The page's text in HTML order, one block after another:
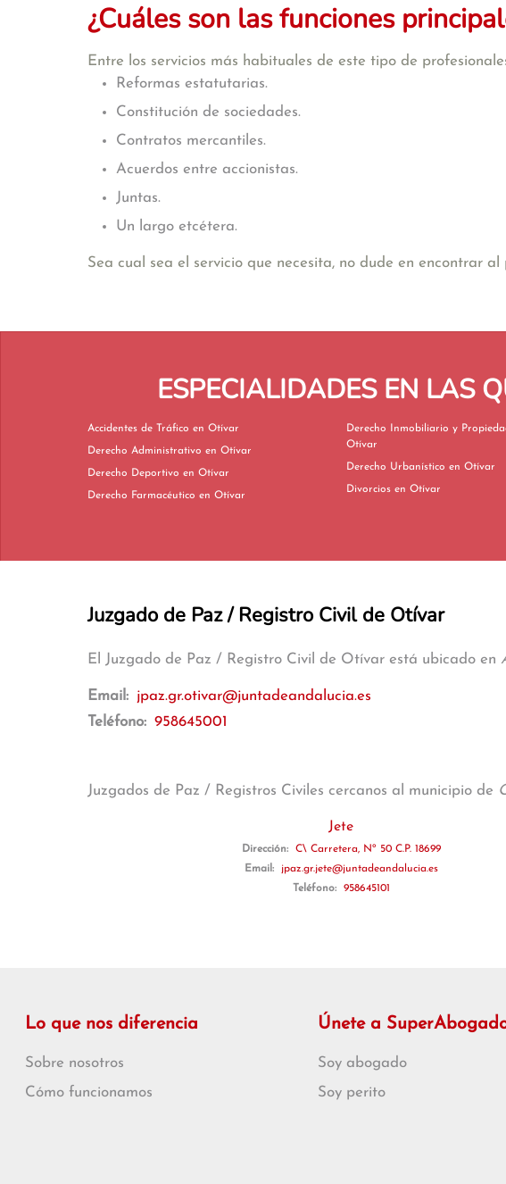
¿Cuáles son las funciones
Entre los servicios más habituales de este tipo de
Reformas estatutarias.
Constitución de sociedades.
Contratos mercantiles.
Acuerdos entre accionistas.
Juntas.
Un largo etcétera.
Sea cual sea el servicio que necesita, no dude en encontrar
ESPECIALIDADES EN LAS
Accidentes de Tráfico en Otívar
Derecho Administrativo en Otívar
Derecho Deportivo en Otívar
Derecho Farmacéutico en Otívar
Derecho Inmobiliario y Propiedad
Otívar
Derecho Urbanístico en Otívar
Divorcios en Otívar
Juzgado de Paz / Registro Civil de Otívar
El Juzgado de Paz / Registro Civil de Otívar está ubicado en
Email: jpaz.gr.otivar@juntadeandalucia.es
Teléfono: 958645001
Juzgados de Paz / Registros Civiles cercanos al municipio de
Jete
Dirección:
C\ Carretera, Nº 50 C.P. 18699
Email:
jpaz.gr.jete@juntadeandalucia.es
Teléfono:
958645101
Lo que nos diferencia
Sobre nosotros
Cómo funcionamos
Únete a
Soy abogado
Soy perito